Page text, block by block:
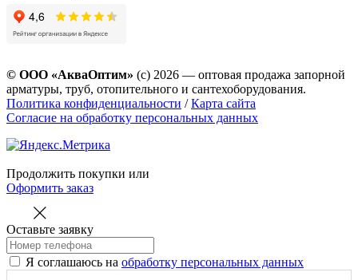
© ООО «АкваОптим» (с) 2026 — оптовая продажа запорной
арматуры, труб, отопительного и сантехоборудования.
Политика конфиденциальности /Карта сайта
Согласие на обработку персональных данных
Продолжить покупки или
Оформить заказ
Оставьте заявку
Я соглашаюсь на обработку персональных данных